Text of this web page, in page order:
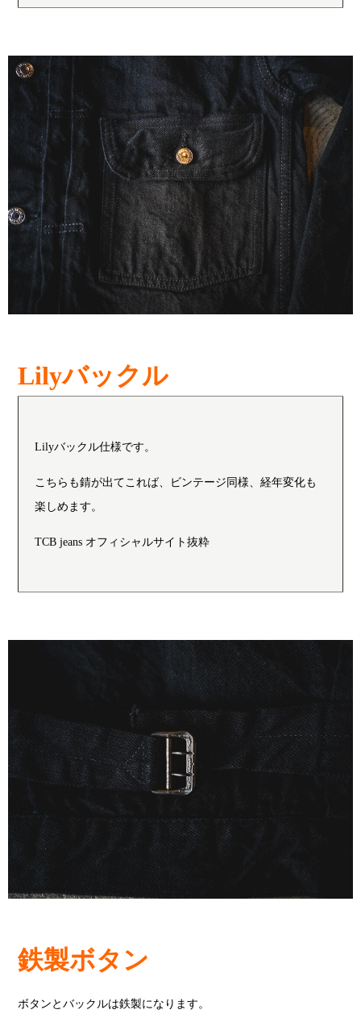
Lilyバックル
Lilyバックル仕様です。
こちらも錆が出てこれば、ビンテージ同様、経年変化も
楽しめます。
TCB jeans オフィシャルサイト抜粋
鉄製ボタン
ボタンとバックルは鉄製になります。